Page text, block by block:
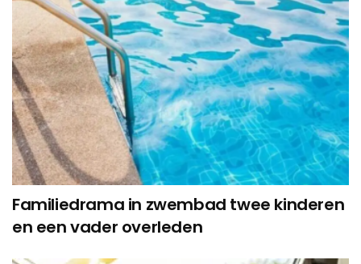
Familiedrama in zwembad twee kinderen
en een vader overleden